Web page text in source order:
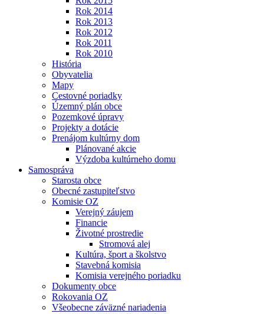
Rok 2014
Rok 2013
Rok 2012
Rok 2011
Rok 2010
História
Obyvatelia
Mapy
Cestovné poriadky
Územný plán obce
Pozemkové úpravy
Projekty a dotácie
Prenájom kultúrny dom
Plánované akcie
Výzdoba kultúrneho domu
Samospráva
Starosta obce
Obecné zastupiteľstvo
Komisie OZ
Verejný záujem
Financie
Životné prostredie
Stromová alej
Kultúra, šport a školstvo
Stavebná komisia
Komisia verejného poriadku
Dokumenty obce
Rokovania OZ
Všeobecne záväzné nariadenia